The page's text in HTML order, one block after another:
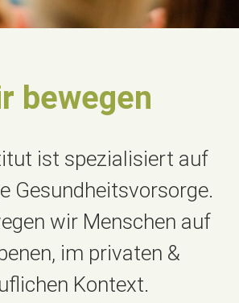
bewegen
ist spezialisiert auf
Gesundheitsvorsorge.
wir Menschen auf
im privaten &
Kontext.